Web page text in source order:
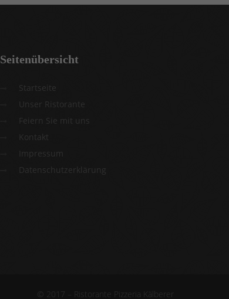
Seitenübersicht
Startseite
Unser Ristorante
Feiern Sie mit uns
Kontakt
Impressum
Datenschutzerklärung
© 2017 – Ristorante Pizzeria Kälberer